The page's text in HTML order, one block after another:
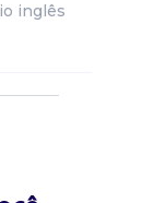
inglês